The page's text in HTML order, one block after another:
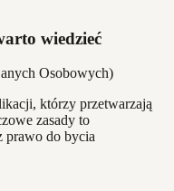
wiedzieć
Osobowych)
którzy przetwarzają
zasady to
prawo do bycia